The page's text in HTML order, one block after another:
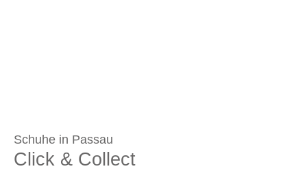
Schuhe in Passau
Click & Collect